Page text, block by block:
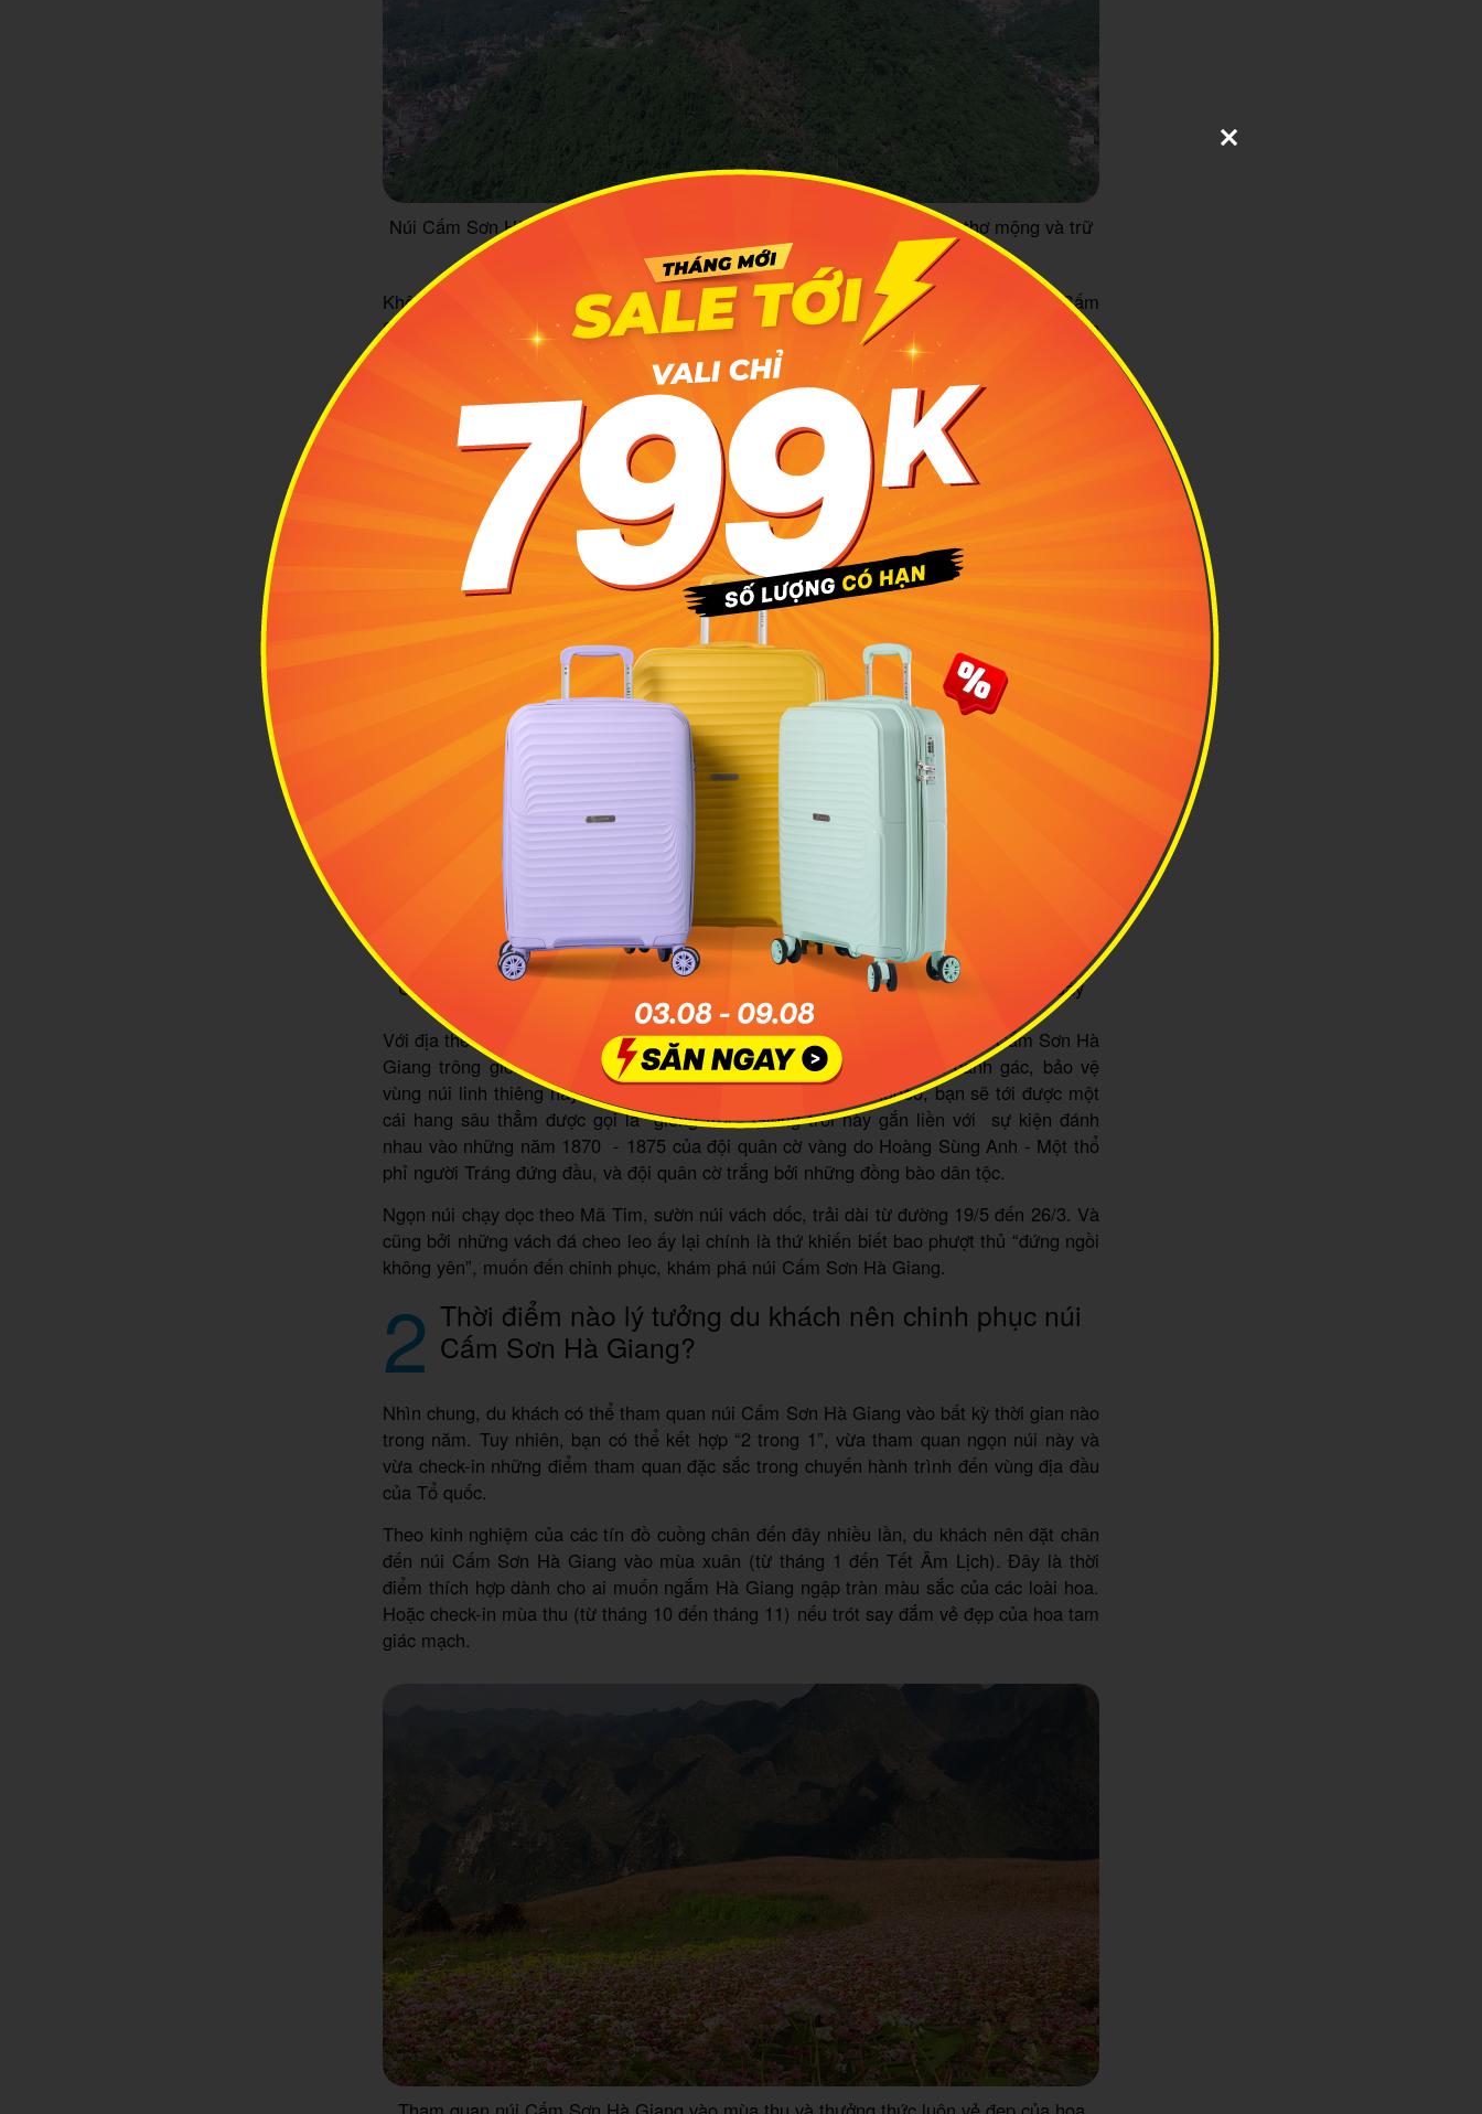
Núi Cấm Sơn Hà Giang mang vẻ đẹp hùng dũng, kỳ vĩ nhưng cũng rất thơ mộng và trữ
tình
Không giống với những ngọn núi khác khi thường nằm ở nơi hoang vu, heo hút, núi Cấm
Sơn Hà Giang thì lại khác. Ngọn núi này tọa lạc ngay giữa lòng thành phố Hà Giang ồn
ào, nhộn nhịp, đứng sừng sững kỳ vĩ cũng giống như đang bao bọc, chở che cho người
dân địa phương sống ở nơi đây. Núi cũng có tên gọi khác là Núi Cấm, xuất hiện với một
hình ảnh thật riêng biệt, độc đáo, tạo nên vẻ trầm mặc, bí ẩn và sức hút khó cưỡng đối
với những lữ khách đường xa lần đầu đến mảnh đất cao nguyên đá.
Một khung cảnh đối lập xuất hiện giữa không khí bình yên, hoang sơ vốn có của núi
Cấm Sơn Hà Giang và hình ảnh thành phố náo nhiệt, sầm uất của người dân nơi đây
Với địa thế hiểm trở, cùng những vách đá cao ngút trời như chạm mây, Núi Cấm Sơn Hà
Giang trông giống như một con sư tử đang đứng oai vệ ngày đêm canh gác, bảo vệ
vùng núi linh thiêng này. Men theo những bậc thang ngoằn ngoèo, bạn sẽ tới được một
cái hang sâu thẳm được gọi là “giếng trời”. Giếng trời này gắn liền với sự kiện đánh
nhau vào những năm 1870 - 1875 của đội quân cờ vàng do Hoàng Sùng Anh - Một thổ
phỉ người Tráng đứng đầu, và đội quân cờ trắng bởi những đồng bào dân tộc.
Ngọn núi chạy dọc theo Mã Tim, sườn núi vách dốc, trải dài từ đường 19/5 đến 26/3. Và
cũng bởi những vách đá cheo leo ấy lại chính là thứ khiến biết bao phượt thủ “đứng ngồi
không yên”, muốn đến chinh phục, khám phá núi Cấm Sơn Hà Giang.
2 Thời điểm nào lý tưởng du khách nên chinh phục núi
Cấm Sơn Hà Giang?
Nhìn chung, du khách có thể tham quan núi Cấm Sơn Hà Giang vào bất kỳ thời gian nào
trong năm. Tuy nhiên, bạn có thể kết hợp “2 trong 1”, vừa tham quan ngọn núi này và
vừa check-in những điểm tham quan đặc sắc trong chuyến hành trình đến vùng địa đầu
của Tổ quốc.
Theo kinh nghiệm của các tín đồ cuồng chân đến đây nhiều lần, du khách nên đặt chân
đến núi Cấm Sơn Hà Giang vào mùa xuân (từ tháng 1 đến Tết Âm Lịch). Đây là thời
điểm thích hợp dành cho ai muốn ngắm Hà Giang ngập tràn màu sắc của các loài hoa.
Hoặc check-in mùa thu (từ tháng 10 đến tháng 11) nếu trót say đắm vẻ đẹp của hoa tam
giác mạch.